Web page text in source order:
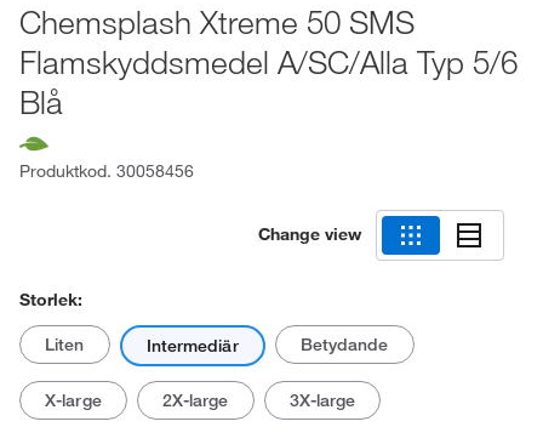
Chemsplash Xtreme 50 SMS
Flamskyddsmedel A/SC/Alla Typ 5/6
Blå
Produktkod. 30058456
Change view
Storlek:
Liten Intermediär Betydande
X-large 2X-large 3X-large